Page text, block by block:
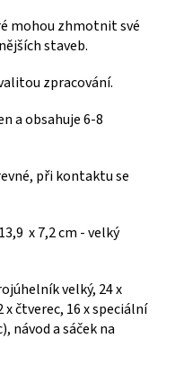
mohou zhmotnit své
staveb.
zpracování.
a obsahuje 6-8
při kontaktu se
x 7,2 cm - velký
velký, 24 x
čtverec, 16 x speciální
návod a sáček na